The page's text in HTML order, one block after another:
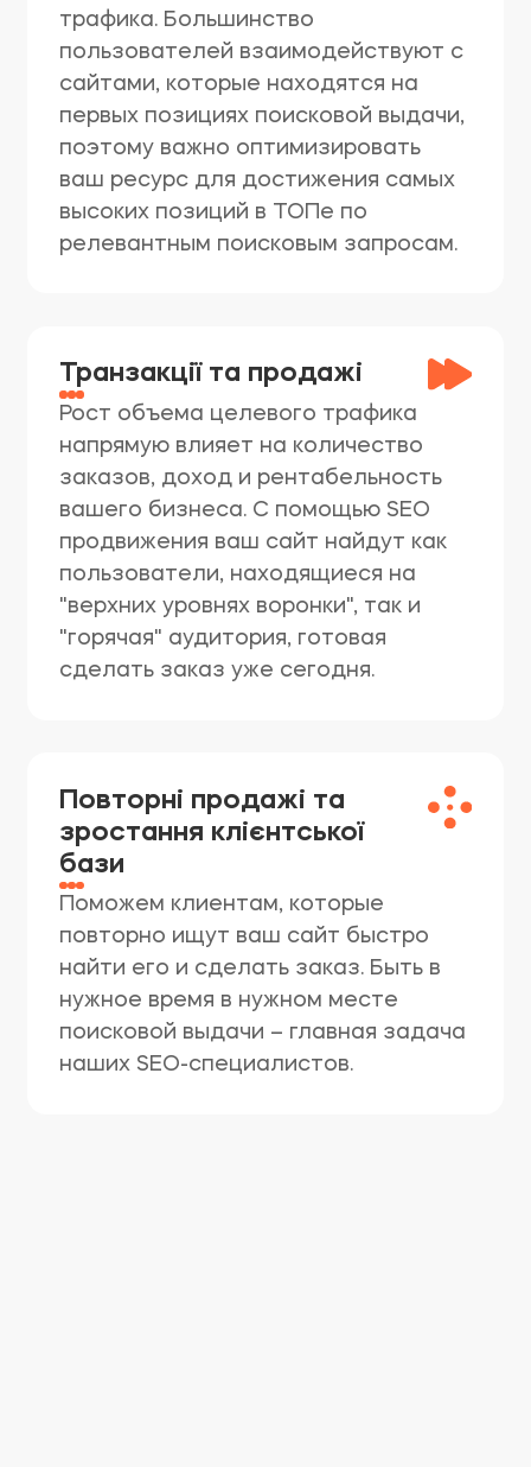
трафика. Большинство
пользователей взаимодействуют с
сайтами, которые находятся на
первых позициях поисковой выдачи,
поэтому важно оптимизировать
ваш ресурс для достижения самых
высоких позиций в ТОПе по
релевантным поисковым запросам.
Транзакції та продажі
Рост объема целевого трафика
напрямую влияет на количество
заказов, доход и рентабельность
вашего бизнеса. С помощью SEO
продвижения ваш сайт найдут как
пользователи, находящиеся на
"верхних уровнях воронки", так и
"горячая" аудитория, готовая
сделать заказ уже сегодня.
Повторні продажі та
зростання клієнтської
бази
Поможем клиентам, которые
повторно ищут ваш сайт быстро
найти его и сделать заказ. Быть в
нужное время в нужном месте
поисковой выдачи – главная задача
наших SEO-специалистов.